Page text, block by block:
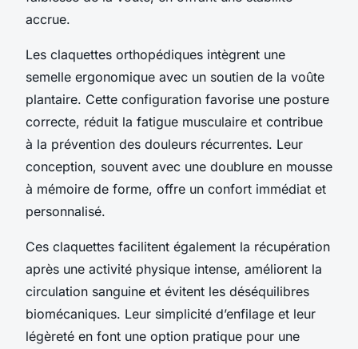
accrue.
Les claquettes orthopédiques intègrent une
semelle ergonomique avec un soutien de la voûte
plantaire. Cette configuration favorise une posture
correcte, réduit la fatigue musculaire et contribue
à la prévention des douleurs récurrentes. Leur
conception, souvent avec une doublure en mousse
à mémoire de forme, offre un confort immédiat et
personnalisé.
Ces claquettes facilitent également la récupération
après une activité physique intense, améliorent la
circulation sanguine et évitent les déséquilibres
biomécaniques. Leur simplicité d’enfilage et leur
légèreté en font une option pratique pour une